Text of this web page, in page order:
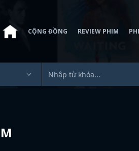
CỘNG ĐỒNG REVIEW PHIM